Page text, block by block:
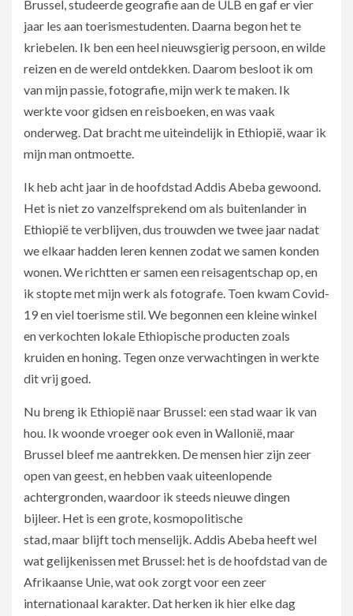
Brussel, studeerde geografie aan de ULB en gaf er vier
jaar les aan toerismestudenten. Daarna begon het te
kriebelen. Ik ben een heel nieuwsgierig persoon, en wilde
reizen en de wereld ontdekken. Daarom besloot ik om
van mijn passie, fotografie, mijn werk te maken. Ik
werkte voor gidsen en reisboeken, en was vaak
onderweg. Dat bracht me uiteindelijk in Ethiopië, waar ik
mijn man ontmoette.
Ik heb acht jaar in de hoofdstad Addis Abeba gewoond.
Het is niet zo vanzelfsprekend om als buitenlander in
Ethiopië te verblijven, dus trouwden we twee jaar nadat
we elkaar hadden leren kennen zodat we samen konden
wonen. We richtten er samen een reisagentschap op, en
ik stopte met mijn werk als fotografe. Toen kwam Covid-
19 en viel toerisme stil. We begonnen een kleine winkel
en verkochten lokale Ethiopische producten zoals
kruiden en honing. Tegen onze verwachtingen in werkte
dit vrij goed.
Nu breng ik Ethiopië naar Brussel: een stad waar ik van
hou. Ik woonde vroeger ook even in Wallonië, maar
Brussel bleef me aantrekken. De mensen hier zijn zeer
open van geest, en hebben vaak uiteenlopende
achtergronden, waardoor ik steeds nieuwe dingen
bijleer. Het is een grote, kosmopolitische
stad, maar blijft toch menselijk. Addis Abeba heeft wel
wat gelijkenissen met Brussel: het is de hoofdstad van de
Afrikaanse Unie, wat ook zorgt voor een zeer
internationaal karakter. Dat herken ik hier elke dag